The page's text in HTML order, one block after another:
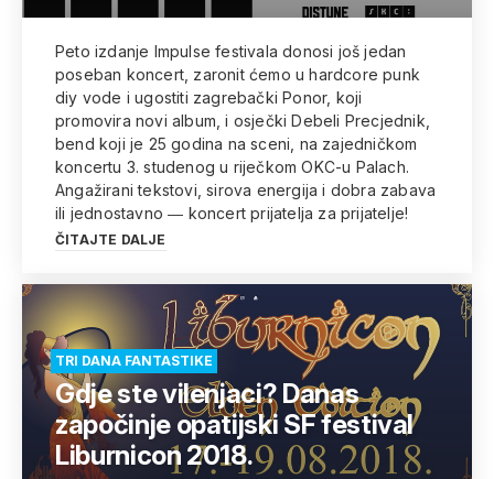
Peto izdanje Impulse festivala donosi još jedan
poseban koncert, zaronit ćemo u hardcore punk
diy vode i ugostiti zagrebački Ponor, koji
promovira novi album, i osječki Debeli Precjednik,
bend koji je 25 godina na sceni, na zajedničkom
koncertu 3. studenog u riječkom OKC-u Palach.
Angažirani tekstovi, sirova energija i dobra zabava
ili jednostavno ― koncert prijatelja za prijatelje!
ČITAJTE DALJE
TRI DANA FANTASTIKE
Gdje ste vilenjaci? Danas
započinje opatijski SF festival
Liburnicon 2018.